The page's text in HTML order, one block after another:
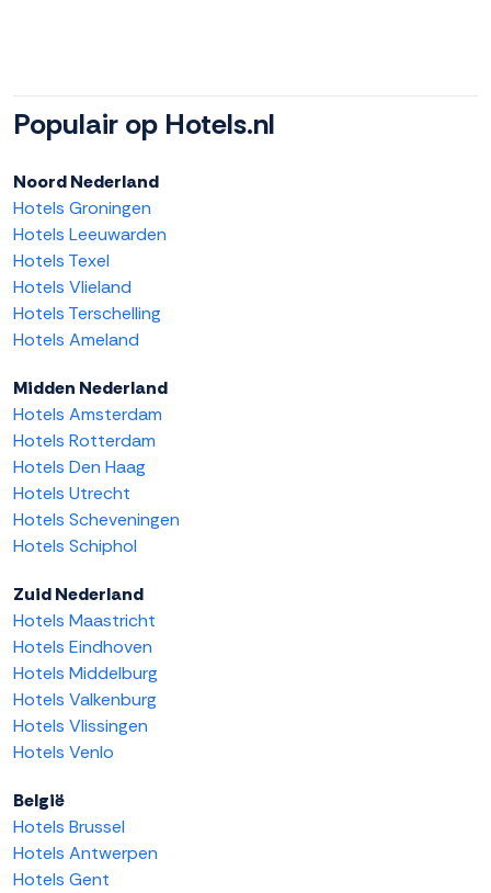
Populair op Hotels.nl
Noord Nederland
Hotels Groningen
Hotels Leeuwarden
Hotels Texel
Hotels Vlieland
Hotels Terschelling
Hotels Ameland
Midden Nederland
Hotels Amsterdam
Hotels Rotterdam
Hotels Den Haag
Hotels Utrecht
Hotels Scheveningen
Hotels Schiphol
Zuid Nederland
Hotels Maastricht
Hotels Eindhoven
Hotels Middelburg
Hotels Valkenburg
Hotels Vlissingen
Hotels Venlo
België
Hotels Brussel
Hotels Antwerpen
Hotels Gent